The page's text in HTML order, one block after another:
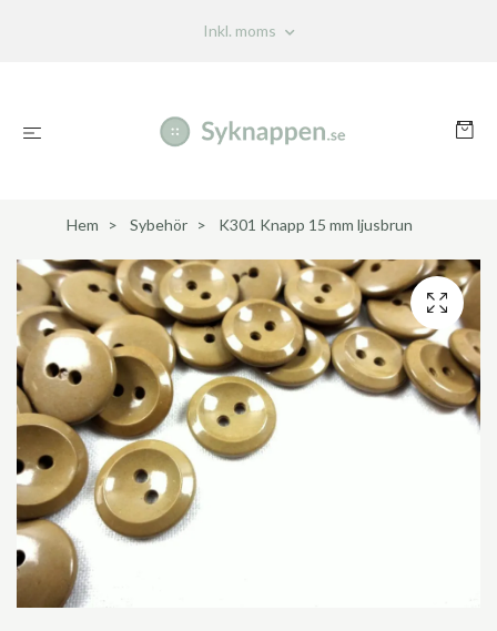
Inkl. moms
Hem Sybehör K301 Knapp 15 mm ljusbrun